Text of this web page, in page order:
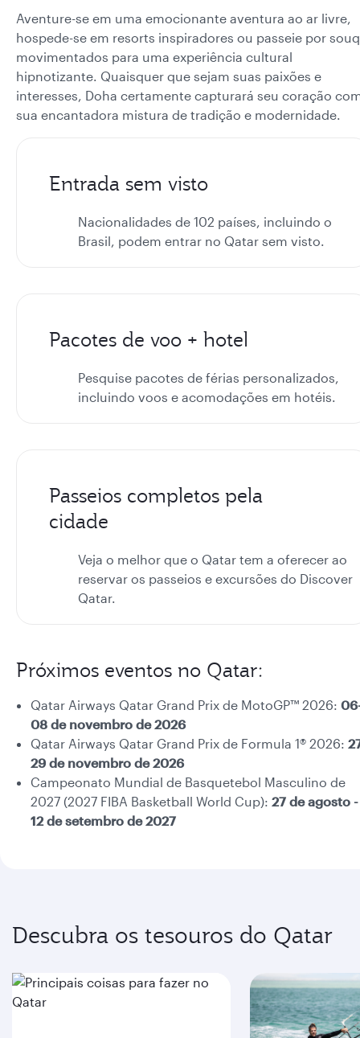
type
date
in
"dd
mmm
yyyy"
type
date
in
"dd
mmm
yyyy"
Aventure-se em uma emocionante aventura ao ar livre,
hospede-se em resorts inspiradores ou passeie por
movimentados para uma experiência cultural
hipnotizante. Quaisquer que sejam suas paixões e
interesses, Doha certamente capturará seu coração
sua encantadora mistura de tradição e modernidade.
Entrada sem visto
Nacionalidades de 102 países, incluindo o
Brasil, podem entrar no Qatar sem visto.
Pacotes de voo + hotel
Pesquise pacotes de férias personalizados,
incluindo voos e acomodações em hotéis.
Passeios completos pela
cidade
Veja o melhor que o Qatar tem a oferecer ao
reservar os passeios e excursões do Discover
Qatar.
Próximos eventos no Qatar:
Qatar Airways Qatar Grand Prix de MotoGP™ 2026:
08 de novembro de 2026
Qatar Airways Qatar Grand Prix de Formula 1® 2026:
29 de novembro de 2026
Campeonato Mundial de Basquetebol Masculino de
2027 (2027 FIBA Basketball World Cup): 27 de agosto -
12 de setembro de 2027
Descubra os tesouros do Qatar